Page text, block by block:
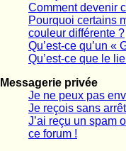
Comment devenir
Pourquoi certains
couleur différente ?
Qu’est-ce qu’un «
Qu’est-ce que le
Messagerie privée
Je ne peux pas
Je reçois sans
J’ai reçu un spam
ce forum !